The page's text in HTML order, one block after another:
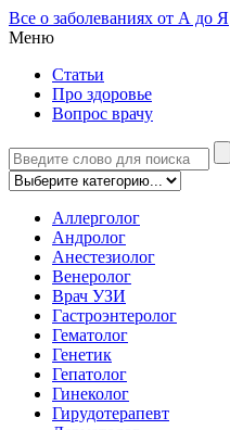
Все о заболеваниях от А до Я
Меню
Статьи
Про здоровье
Вопрос врачу
Аллерголог
Андролог
Анестезиолог
Венеролог
Врач УЗИ
Гастроэнтеролог
Гематолог
Генетик
Гепатолог
Гинеколог
Гирудотерапевт